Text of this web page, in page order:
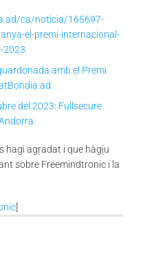
ca/noticia/165697-
el-premi-internacional-
2023
amb el Premi
del 2023: Fullsecure
hagi agradat i que hàgiu
sobre Freemindtronic i la
]